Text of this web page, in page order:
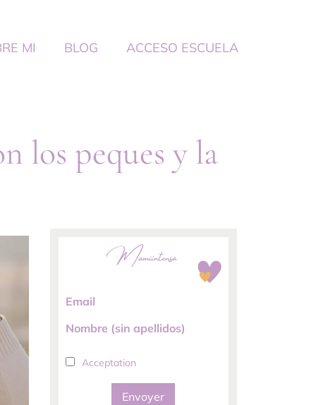
MI BLOG ACCESO ESCUELA
los peques y la
Email
Nombre (sin apellidos)
Acceptation
Envoyer